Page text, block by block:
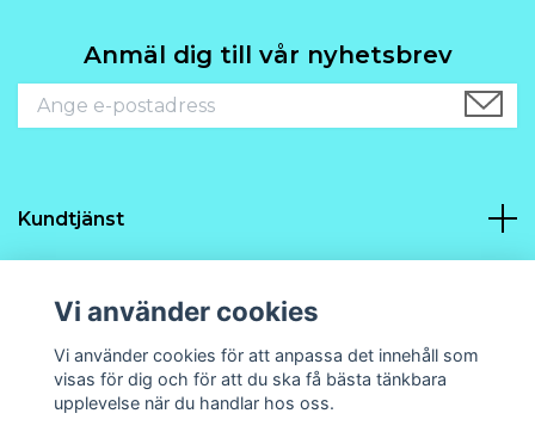
Anmäl dig till vår nyhetsbrev
Kundtjänst
Sociala medier
Vi använder cookies
Vi använder cookies för att anpassa det innehåll som
visas för dig och för att du ska få bästa tänkbara
upplevelse när du handlar hos oss.